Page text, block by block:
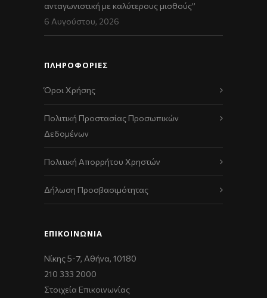
ανταγωνιστική με καλύτερους μισθούς”
6 Αυγούστου, 2026
ΠΛΗΡΟΦΟΡΙΕΣ
Όροι Χρήσης
Πολιτική Προστασίας Προσωπικών
Δεδομένων
Πολιτική Απορρήτου Χρηστών
Δήλωση Προσβασιμότητας
ΕΠΙΚΟΙΝΩΝΊΑ
Νίκης 5-7, Αθήνα, 10180
210 333 2000
Στοιχεία Επικοινωνίας